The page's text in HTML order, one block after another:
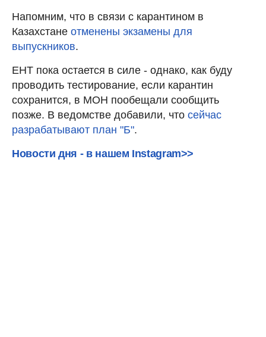
Напомним, что в связи с карантином в
Казахстане отменены экзамены для
выпускников.
ЕНТ пока остается в силе - однако, как буду
проводить тестирование, если карантин
сохранится, в МОН пообещали сообщить
позже. В ведомстве добавили, что сейчас
разрабатывают план "Б".
Новости дня - в нашем Instagram>>